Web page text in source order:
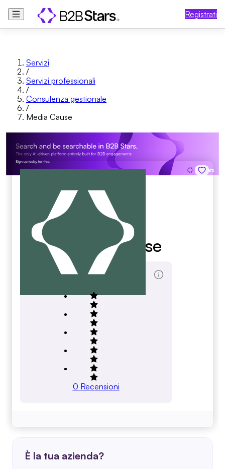
Registrati
Servizi
/
Servizi professionali
/
Consulenza gestionale
/
Media Cause
Media Cause
Score Totale
0 Recensioni
È la tua azienda?